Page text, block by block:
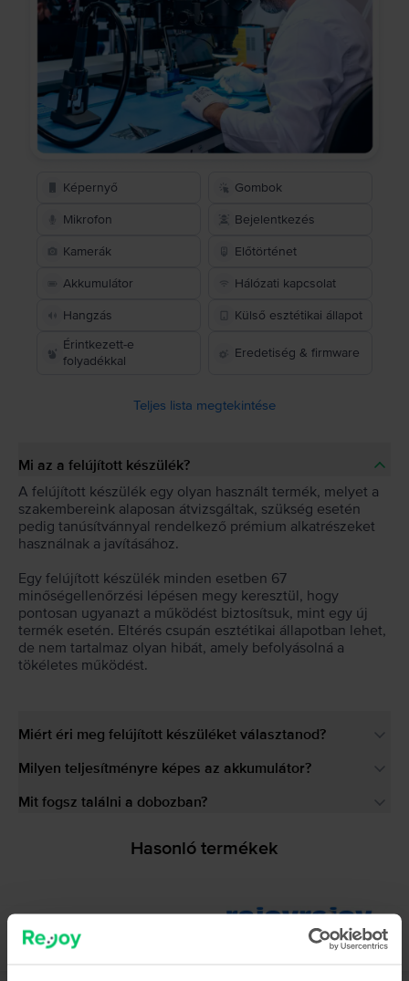
Képernyő Gombok
Mikrofon Bejelentkezés
Kamerák Előtörténet
Akkumulátor Hálózati kapcsolat
Hangzás
Külső esztétikai állapot
Érintkezett-e
folyadékkal
Eredetiség & firmware
Teljes lista megtekintése
Mi az a felújított készülék?
A felújított készülék egy olyan használt termék, melyet a
szakembereink alaposan átvizsgáltak, szükség esetén
pedig tanúsítvánnyal rendelkező prémium alkatrészeket
használnak a javításához.
Egy felújított készülék minden esetben 67
minőségellenőrzési lépésen megy keresztül, hogy
pontosan ugyanazt a működést biztosítsuk, mint egy új
termék esetén. Eltérés csupán esztétikai állapotban lehet,
de nem tartalmaz olyan hibát, amely befolyásolná a
tökéletes működést.
Miért éri meg felújított készüléket választanod?
Milyen teljesítményre képes az akkumulátor?
Mit fogsz találni a dobozban?
Hasonló termékek